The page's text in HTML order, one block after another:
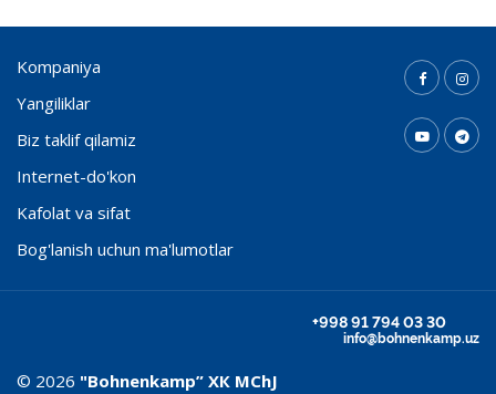
Kompaniya
Yangiliklar
Biz taklif qilamiz
Internet-do'kon
Kafolat va sifat
Bog'lanish uchun ma'lumotlar
+998 91 794 03 30
info@bohnenkamp.uz
© 2026 "Bohnenkamp” ХК MChJ